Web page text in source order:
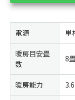
電源 単
暖房目安畳
数
8
暖房能力